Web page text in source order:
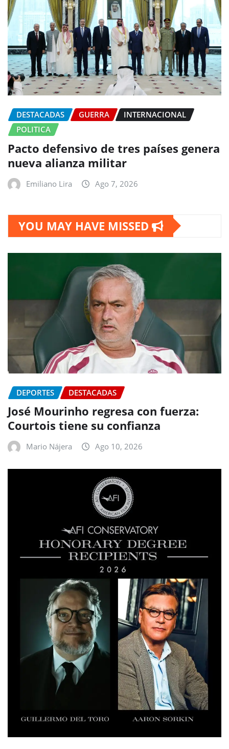
DESTACADAS GUERRA
INTERNACIONAL
POLITICA
Pacto defensivo de tres países genera
nueva alianza militar
Emiliano Lira Ago 7, 2026
YOU MAY HAVE MISSED
DEPORTES DESTACADAS
José Mourinho regresa con fuerza:
Courtois tiene su confianza
Mario Nájera Ago 10, 2026